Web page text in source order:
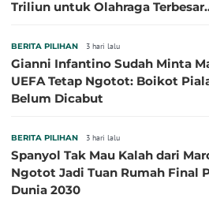
Triliun untuk Olahraga Terbesar
BERITA PILIHAN 3 hari lalu
Gianni Infantino Sudah Minta
UEFA Tetap Ngotot: Boikot
Belum Dicabut
BERITA PILIHAN 3 hari lalu
Spanyol Tak Mau Kalah dari
Ngotot Jadi Tuan Rumah Final
Dunia 2030